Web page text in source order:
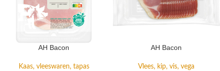
AH Bacon
Kaas, vleeswaren, tapas
AH Bacon
Vlees, kip, vis, vega